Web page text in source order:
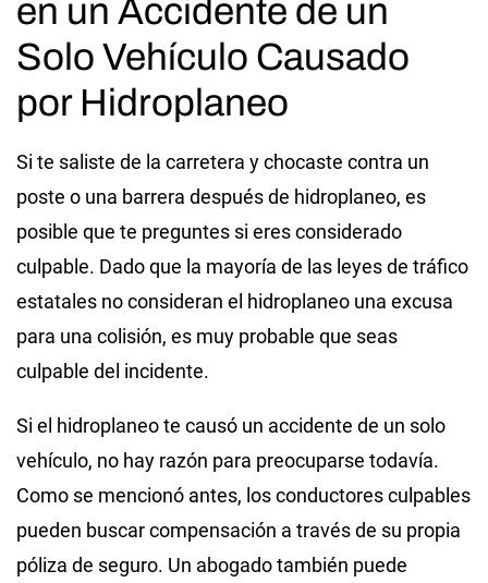
en un Accidente de un
Solo Vehículo Causado
por Hidroplaneo
Si te saliste de la carretera y chocaste contra un
poste o una barrera después de hidroplaneo, es
posible que te preguntes si eres considerado
culpable. Dado que la mayoría de las leyes de tráfico
estatales no consideran el hidroplaneo una excusa
para una colisión, es muy probable que seas
culpable del incidente.
Si el hidroplaneo te causó un accidente de un solo
vehículo, no hay razón para preocuparse todavía.
Como se mencionó antes, los conductores culpables
pueden buscar compensación a través de su propia
póliza de seguro. Un abogado también puede